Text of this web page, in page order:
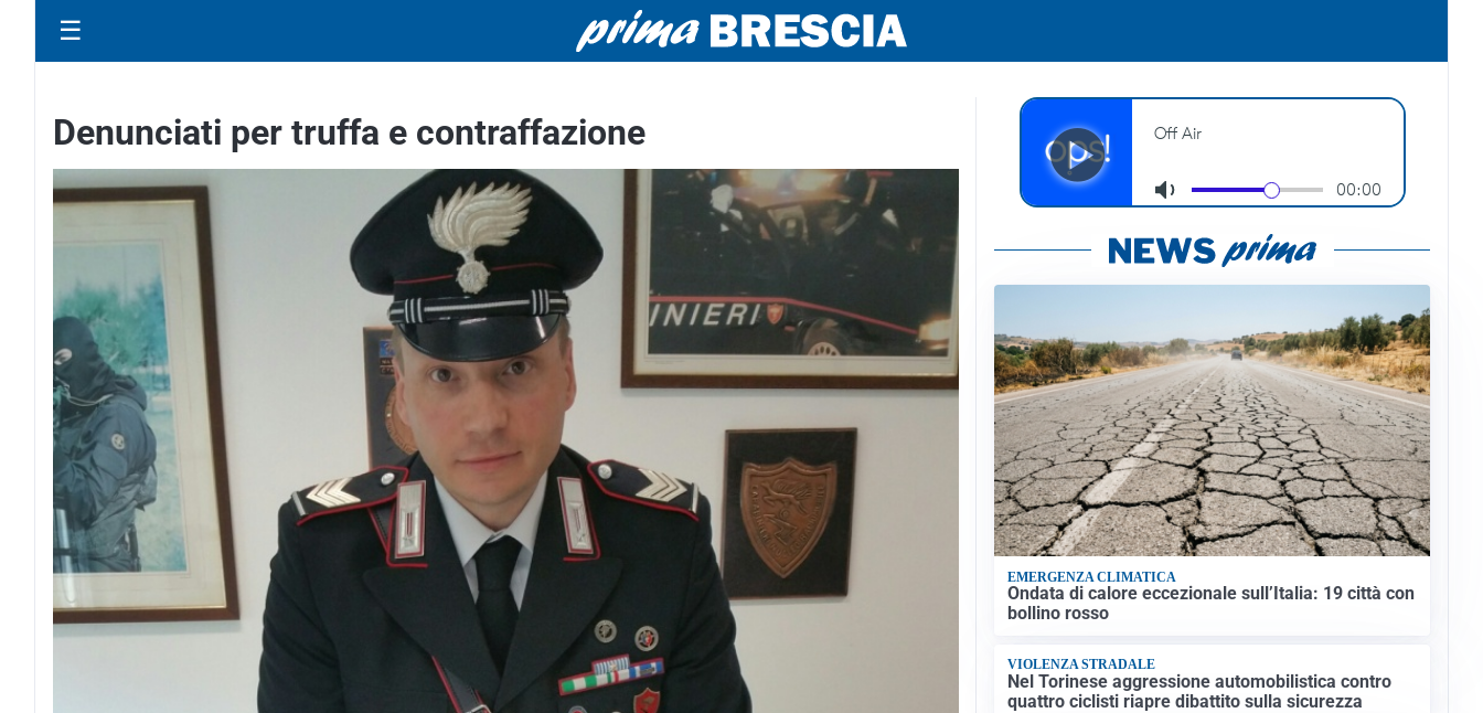
☰
Denunciati per truffa e contraffazione
EMERGENZA CLIMATICA
Ondata di calore eccezionale sull’Italia: 19 città con
bollino rosso
VIOLENZA STRADALE
Nel Torinese aggressione automobilistica contro
quattro ciclisti riapre dibattito sulla sicurezza